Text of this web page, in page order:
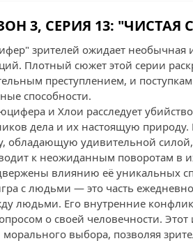
3, СЕРИЯ 13: "ЧИСТАЯ
зрителей ожидает
Плотный сюжет этой серии
преступлением, и
способности.
и Хлои расследует
дела и их настоящую природу.
удивительной силой,
к неожиданным поворотам в
влиянию её уникальных
с людьми — это часть
людьми. Его внутренние
о своей человечности.
выбора, позволяя